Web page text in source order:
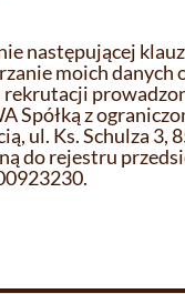
następującej
moich danych
Spółką z
ul. Ks. Schulza 3,
do rejestru